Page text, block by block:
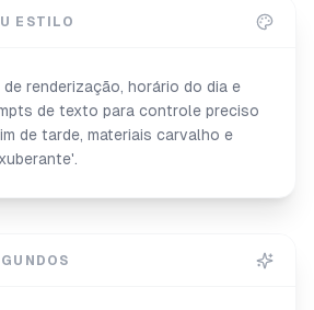
ESTILO
renderização, horário do dia e
de texto para controle preciso
de tarde, materiais carvalho e